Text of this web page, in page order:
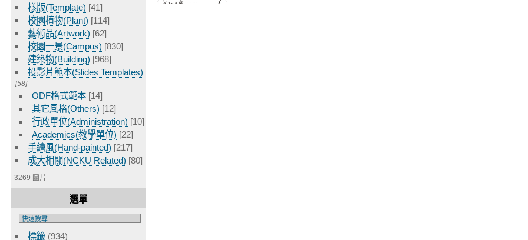
樣版(Template) [41]
校園植物(Plant) [114]
藝術品(Artwork) [62]
校園一景(Campus) [830]
建築物(Building) [968]
投影片範本(Slides Templates)
[58]
ODF格式範本 [14]
其它風格(Others) [12]
行政單位(Administration) [10]
Academics(教學單位) [22]
手繪風(Hand-painted) [217]
成大相關(NCKU Related) [80]
3269 圖片
選單
標籤 (934)